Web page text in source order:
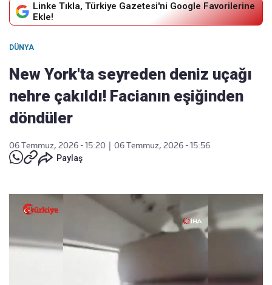
Linke Tıkla, Türkiye Gazetesi'ni Google Favorilerine
Ekle!
DÜNYA
New York'ta seyreden deniz uçağı
nehre çakıldı! Facianın eşiğinden
döndüler
06 Temmuz, 2026 - 15:20
06 Temmuz, 2026 - 15:56
Paylaş